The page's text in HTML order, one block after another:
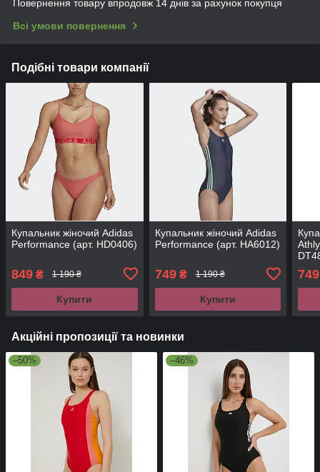
Повернення товару впродовж 14 днів за рахунок покупця
Всі умови повернення
Подібні товари компанії
Купальник жіночий Adidas
Performance (арт. HD0406)
849 ₴ 1 190 ₴
Купити
Купальник жіночий Adidas
Performance (арт. HA6012)
749₴ 1 190 ₴
Купити
749
Акційні пропозиції та новинки
–50% –46%